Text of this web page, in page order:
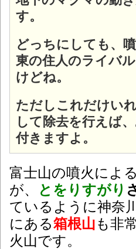
す。
どっちにしても、
東の住人のライバ
けどね。
ただしこれだけい
して除去を行えば
付きますよ。
富士山の噴火によ
が、
とをりすがり
ているように神奈
にある箱根山も非
火山です。